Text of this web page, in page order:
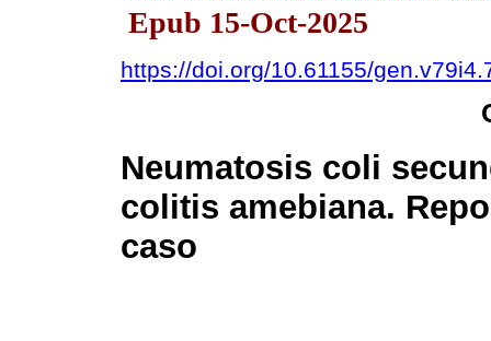
Epub 15-Oct-2025
https://doi.org/10.61155/
Neumatosis coli
colitis amebiana.
caso